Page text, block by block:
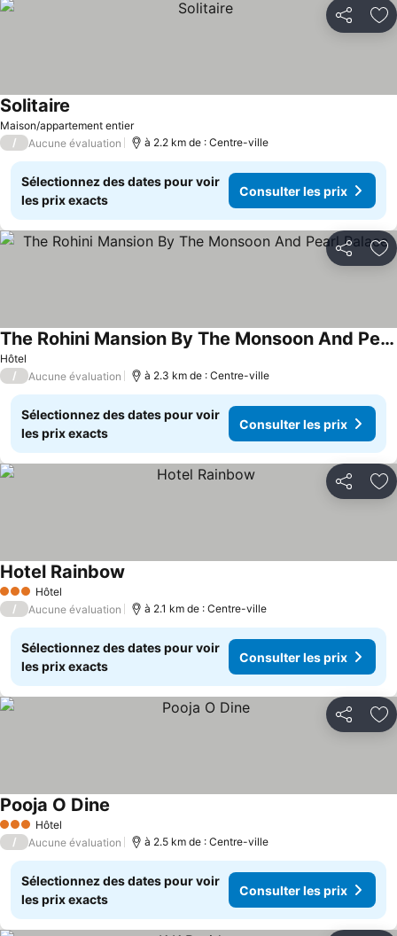
Partager
Maison/appartement entier
Solitaire
/ Aucune évaluation à 2.2 km de : Centre-ville
Sélectionnez des dates pour voir
les prix exacts
Consulter les prix
Partager
Hôtel
The Rohini Mansion By The Monsoon And Pearl Palace
/ Aucune évaluation à 2.3 km de : Centre-ville
Sélectionnez des dates pour voir
les prix exacts
Consulter les prix
Partager
3 ÉtoilesHôtel
Hotel Rainbow
/ Aucune évaluation à 2.1 km de : Centre-ville
Sélectionnez des dates pour voir
les prix exacts
Consulter les prix
Partager
3 ÉtoilesHôtel
Pooja O Dine
/ Aucune évaluation à 2.5 km de : Centre-ville
Sélectionnez des dates pour voir
les prix exacts
Consulter les prix